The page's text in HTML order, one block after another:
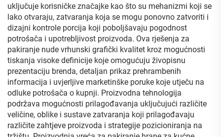
uključuje korisničke značajke kao što su mehanizmi koji se
lako otvaraju, zatvaranja koja se mogu ponovno zatvoriti i
dizajni kontrole porcija koji poboljšavaju pogodnost
potrošača i upotrebljivost proizvoda. Ova rješenja za
pakiranje nude vrhunski grafički kvalitet kroz mogućnosti
tiskanja visoke definicije koje omogućuju živopisnu
prezentaciju brenda, detaljan prikaz prehrambenih
informacija i uvjerljive marketinške poruke koje utječu na
odluke potrošača o kupnji. Proizvodna tehnologija
podržava mogućnosti prilagođavanja uključujući različite
veličine, oblike i sustave zatvaranja koji prilagođavaju
različite zahtjeve proizvoda i strategije pozicioniranja na